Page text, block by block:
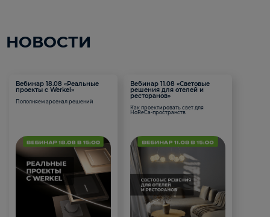
НОВОСТИ
Вебинар 18.08 «Реальные
проекты с Werkel»
Пополняем арсенал решений
Вебинар 11.08 «Световые
решения для отелей и
ресторанов»
Как проектировать свет для
HoReCa-пространств